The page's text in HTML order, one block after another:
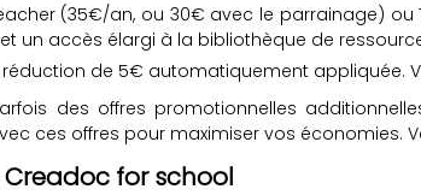
(35€/an, ou 30€ avec le parrainage)
un accès élargi à la bibliothèque de
de 5€ automatiquement appliquée.
des offres promotionnelles
ces offres pour maximiser vos économies.
for school